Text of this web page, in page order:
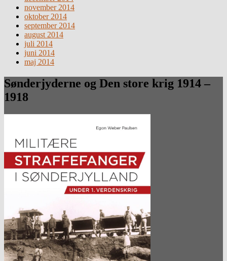
november 2014
oktober 2014
september 2014
august 2014
juli 2014
juni 2014
maj 2014
Sønderjyderne og Den store krig 1914 –
1918